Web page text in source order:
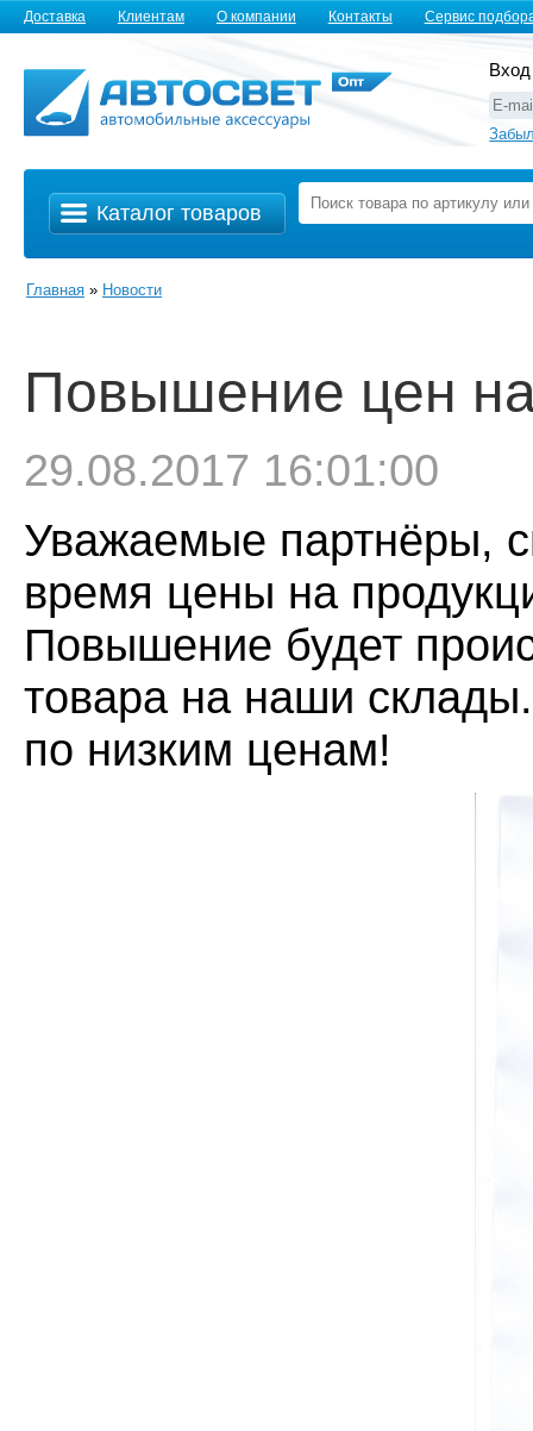
Доставка Клиентам О компании Контакты Сервис
Каталог товаров
Главная » Новости
Повышение цен
29.08.2017 16:01:00
Уважаемые партнёры,
время цены на
Повышение будет
товара на наши
по низким ценам!